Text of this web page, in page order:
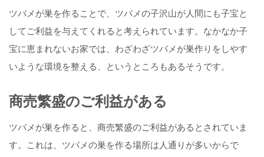
ツバメが巣を作ることで、ツバメの子沢山が人間にも子宝と
してご利益を与えてくれると考えられています。なかなか子
宝に恵まれないお家では、わざわざツバメが巣作りをしやす
いような環境を整える、というところもあるそうです。
商売繁盛のご利益がある
ツバメが巣を作ると、商売繁盛のご利益があるとされていま
す。これは、ツバメの巣を作る場所は人通りが多いからで